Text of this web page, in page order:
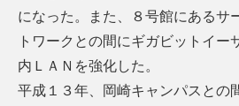
になった。また、８号館にあるサ
トワークとの間にギガビットイー
内ＬＡＮを強化した。
平成１３年、岡崎キャンパスとの